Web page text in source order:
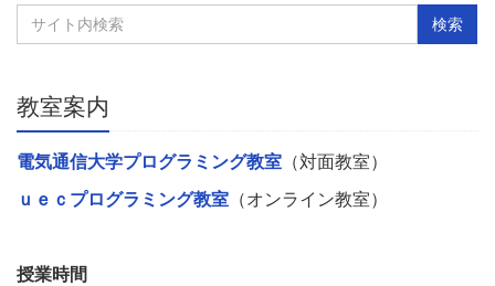
教室案内
電気通信大学プログラミング教室 （対面教室）
ｕｅｃプログラミング教室 （オンライン教室）
授業時間